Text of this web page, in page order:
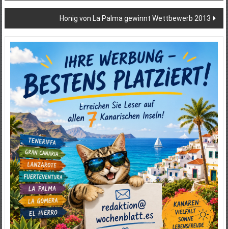
Honig von La Palma gewinnt Wettbewerb 2013